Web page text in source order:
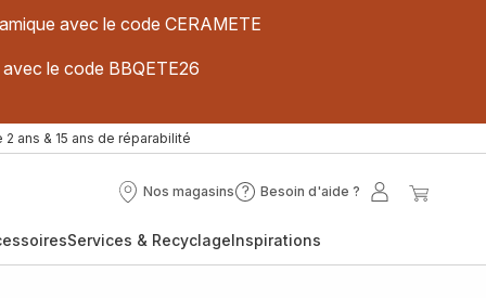
avec le code CERAMETE
le code BBQETE26
2 ans & 15 ans de réparabilité
Nos magasins
Nos
Besoin d'aide ?
Besoin
?
Mon
Services & RecyclageInspirations